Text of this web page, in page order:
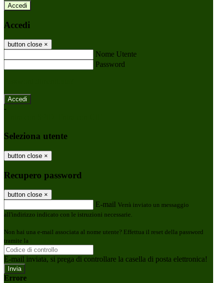
Accedi
Accedi
button close ×
Nome Utente
Password
-
Seleziona utente
button close ×
Recupero password
button close ×
E-mail Verrà inviato un messaggio
all'indirizzo indicato con le istruzioni necessarie.
Non hai una e-mail associata al nome utente? Effettua il reset della password
tramite la
E-mail inviata, si prega di controllare la casella di posta elettronica!
Errore